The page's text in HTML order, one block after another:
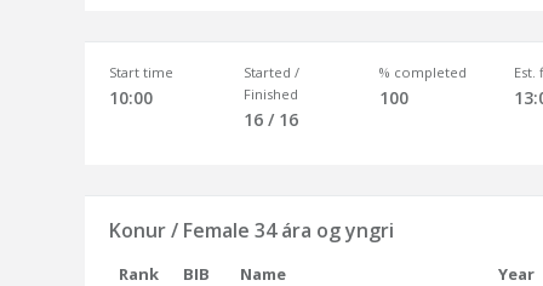
Start time
10:00
Started /
Finished
16 / 16
% completed
100
Est.
Konur / Female 34 ára og yngri
Rank BIB Name
Year